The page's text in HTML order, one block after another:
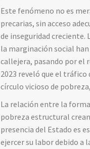
Este fenómeno no es
precarias, sin acceso
de inseguridad creciente.
la marginación social
callejera, pasando por el
2023 reveló que el
círculo vicioso de
La relación entre la
pobreza estructural
presencia del Estado es
ejercer su labor debido a